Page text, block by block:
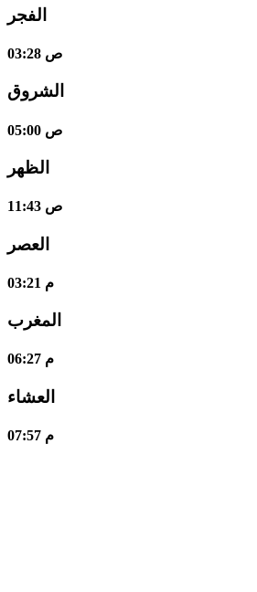
الفجر
03:28 ص
الشروق
05:00 ص
الظهر
11:43 ص
العصر
03:21 م
المغرب
06:27 م
العشاء
07:57 م